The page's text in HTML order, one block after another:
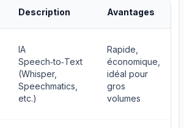
Description Avantages
IA
Speech‑to‑Text
(Whisper,
Speechmatics,
etc.)
Rapide,
économique,
idéal pour
gros
volumes